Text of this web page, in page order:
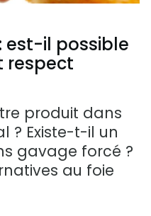
est-il possible
respect
produit dans
? Existe-t-il un
gavage forcé ?
au foie